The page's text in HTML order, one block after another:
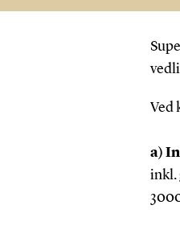
Ved
a)
inkl.